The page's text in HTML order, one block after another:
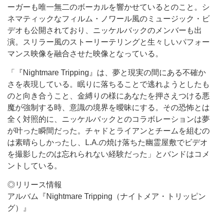
ーガーも唯一無二のボーカルを響かせているとのこと。シ
ネマティックなフィルム・ノワール風のミュージック・ビ
デオも公開されており、ニッケルバックのメンバーも出
演。スリラー風のストーリーテリングと生々しいパフォー
マンス映像を融合させた映像となっている。
「『Nightmare Tripping』は、夢と現実の間にある不確か
さを表現している。眠りに落ちることで逃れようとしたも
のと向き合うこと、金縛りの様にあなたを押さえつける悪
魔が強制する時、意識の境界を曖昧にする。その恐怖とは
全く対照的に、ニッケルバックとのコラボレーションは夢
が叶った瞬間だった。チャドとライアンとチームを組むの
は素晴らしかったし、L.A.の焼け落ちた幽霊屋敷でビデオ
を撮影したのは忘れられない経験だった」とバンドはコメ
ントしている。
◎リリース情報
アルバム『Nightmare Tripping（ナイトメア・トリッピン
グ）』